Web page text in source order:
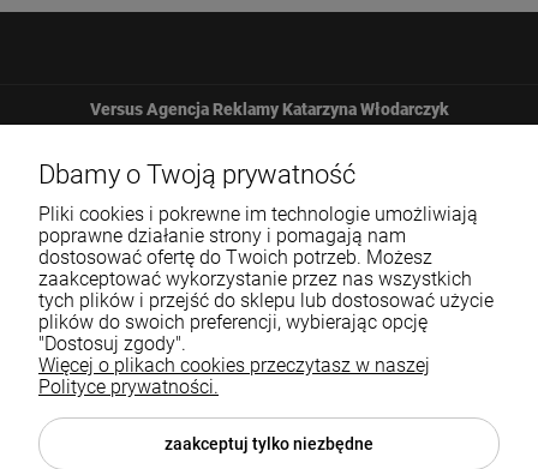
Versus Agencja Reklamy Katarzyna Włodarczyk
Żbicka 161
32-065 Krzeszowice
12 307 25 82
Pomoc
Dbamy o Twoją prywatność
Pliki cookies i pokrewne im technologie umożliwiają
poprawne działanie strony i pomagają nam
dostosować ofertę do Twoich potrzeb. Możesz
zaakceptować wykorzystanie przez nas wszystkich
tych plików i przejść do sklepu lub dostosować użycie
plików do swoich preferencji, wybierając opcję
"Dostosuj zgody".
Więcej o plikach cookies przeczytasz w naszej
Polityce prywatności.
zaakceptuj tylko niezbędne